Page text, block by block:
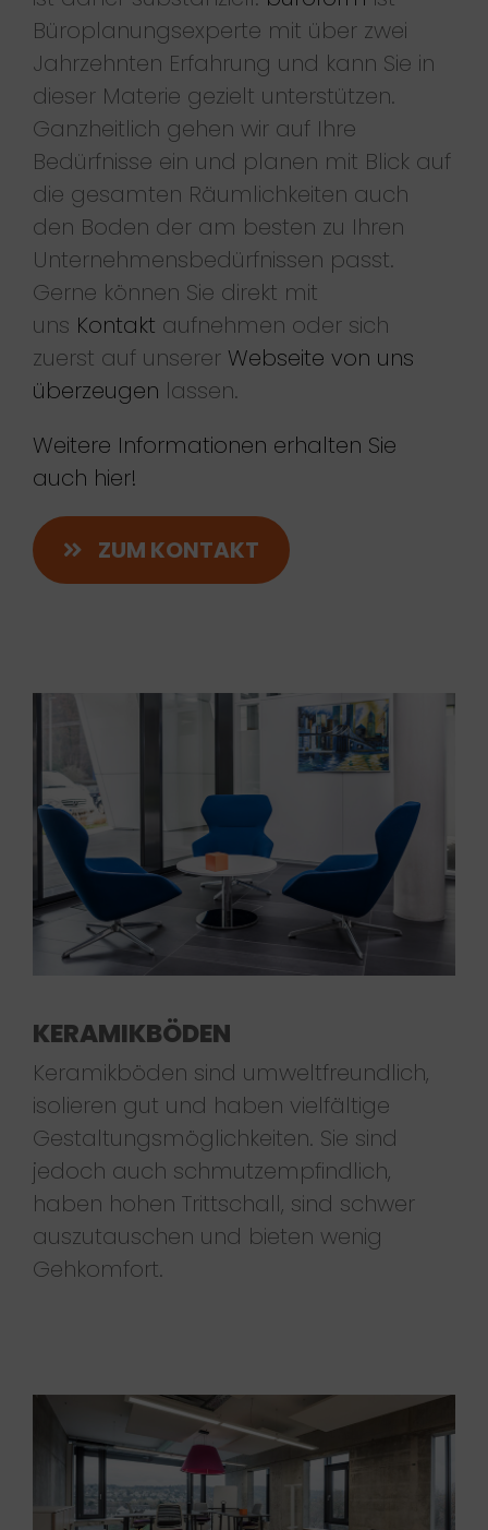
Büroplanungsexperte mit über zwei
Jahrzehnten Erfahrung und kann Sie in
dieser Materie gezielt unterstützen.
Ganzheitlich gehen wir auf Ihre
Bedürfnisse ein und planen mit Blick auf
die gesamten Räumlichkeiten auch
den Boden der am besten zu Ihren
Unternehmensbedürfnissen passt.
Gerne können Sie direkt mit
uns Kontakt aufnehmen oder sich
zuerst auf unserer Webseite von uns
überzeugen lassen.
Weitere Informationen erhalten Sie
auch hier!
ZUM KONTAKT
KERAMIKBÖDEN
Keramikböden sind umweltfreundlich,
isolieren gut und haben vielfältige
Gestaltungsmöglichkeiten. Sie sind
jedoch auch schmutzempfindlich,
haben hohen Trittschall, sind schwer
auszutauschen und bieten wenig
Gehkomfort.